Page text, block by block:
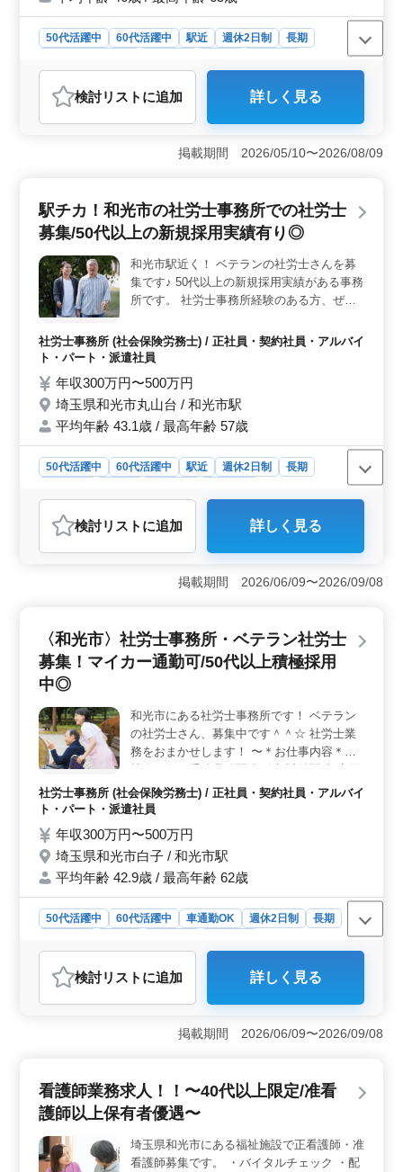
50代活躍中 60代活躍中 駅近 週休2日制
長期
おすすめポイント
＜経験・資格の優遇条件＞ 訪問看護業務経験が5年以上
あり、正看護師または准看護師免許をお持ちの方を募集
しています。50代や60代の方々も活躍中で、経験を活か
業務の経験を活かして、安定した環境でスキルアップを
図りませんか？ ＜業務内容＞ 訪問看護師として、
援助、医療処置や医療機器の管理などの業務を担当しま
す。また、和光市駅から徒歩圏内に位置し、駅チカで通
勤も便利です。 ＜働きやすさ＞ 週5日勤務で、週休
2日制の休日体制が整っています。月9日の休みや夏季休
業、年末年始休暇、有給休暇など、充実した休暇制度が
あります。就業時間は09:00〜18:00で、休憩時間も60分
確保されています。
検討リスト に追加 詳しく見る
掲載期間 2026/05/10〜2026/08/09
駅チカ！和光市の社労士事務所での社労士
募集/50代以上の新規採用実績有り◎
和光市駅近く！ ベテランの社労士さんを募
集です♪ 50代以上の新規採用実績がある事務
所です。 社労士事務所経験のある方、ぜひ
保険の手続業務関連/給与計算関連/雇用管理
関連/助成金業務 等 ＊求人の特徴 完全週休2
代！ 明るくてわきあいあいとした職場で
す！ 皆様からのご応募、お待ちしておりま
す！
社労士事務所 (社会保険労務士) / 正社員・契約社員・アルバイ
ト・パート・派遣社員
年収300万円〜500万円
埼玉県和光市丸山台 / 和光市駅
平均年齢 43.1歳 / 最高年齢 57歳
50代活躍中 60代活躍中 駅近 週休2日制
長期
社労士事務所
おすすめポイント
＜駅チカでアクセス便利＞ 和光市駅近くに位置し、通
勤が便利です。完全週休2日制で、長期的に働きやすい環
境を提供しています。また、和光市駅周辺には様々な店
テランの社労士さんを歓迎しています。社労士事務所経
験者を積極採用し、経験豊富な方々が活躍できる環境を
整えています。また、明るく和やかな職場雰囲気が特長
です。 ＜充実した福利厚生＞ 給与は年収300万円〜
500万円程度です。通勤手当実費支給など、給与面でも充
実しています。さらに、雇用・労災・健康・厚生など、
福利厚生が整っており、安心して働くことができます。
検討リスト に追加 詳しく見る
掲載期間 2026/06/09〜2026/09/08
〈和光市〉社労士事務所・ベテラン社労士
募集！マイカー通勤可/50代以上積極採用
中◎
和光市にある社労士事務所です！ ベテラン
の社労士さん、募集中です＾＾☆ 社労士業
務をおまかせします！ 〜＊お仕事内容＊〜
管理関連/人材制度制定 等 〜＊特徴＊〜 車
通勤可/土日祝休み/時短勤務可/50代以上が活
す！ ぜひご応募くださいませ！
社労士事務所 (社会保険労務士) / 正社員・契約社員・アルバイ
ト・パート・派遣社員
年収300万円〜500万円
埼玉県和光市白子 / 和光市駅
平均年齢 42.9歳 / 最高年齢 62歳
50代活躍中 60代活躍中 車通勤OK 週休2日制
長期
社労士事務所
おすすめポイント
＜働きやすさ＞ 和光市エリアの社労士事務所で、マイ
カー通勤可能です。土日祝休みや時短勤務も可能で、50
代以上が活躍中です。和光市は住環境も良好で、自然に
事務所経験6ヶ月以上必須です。50代以上の方の積極採用
実績があり、経験を活かして成長できる環境です。幅広
なベテラン社労士の方々と共に働くことで、さらなるス
キルアップが期待できます。 ＜福利厚生＞ 雇用・
検討リスト に追加 詳しく見る
掲載期間 2026/06/09〜2026/09/08
看護師業務求人！！〜40代以上限定/准看
護師以上保有者優遇〜
埼玉県和光市にある福祉施設で正看護師・准
看護師募集です。 ・バイタルチェック ・配